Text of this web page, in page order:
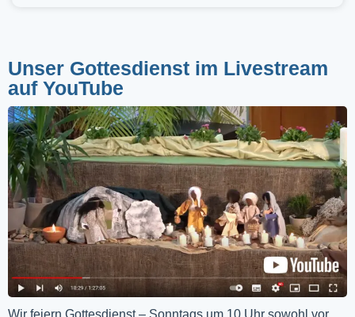
Unser Gottesdienst im Livestream
auf YouTube
Wir feiern Gottesdienst – Sonntags um 10 Uhr sowohl vor